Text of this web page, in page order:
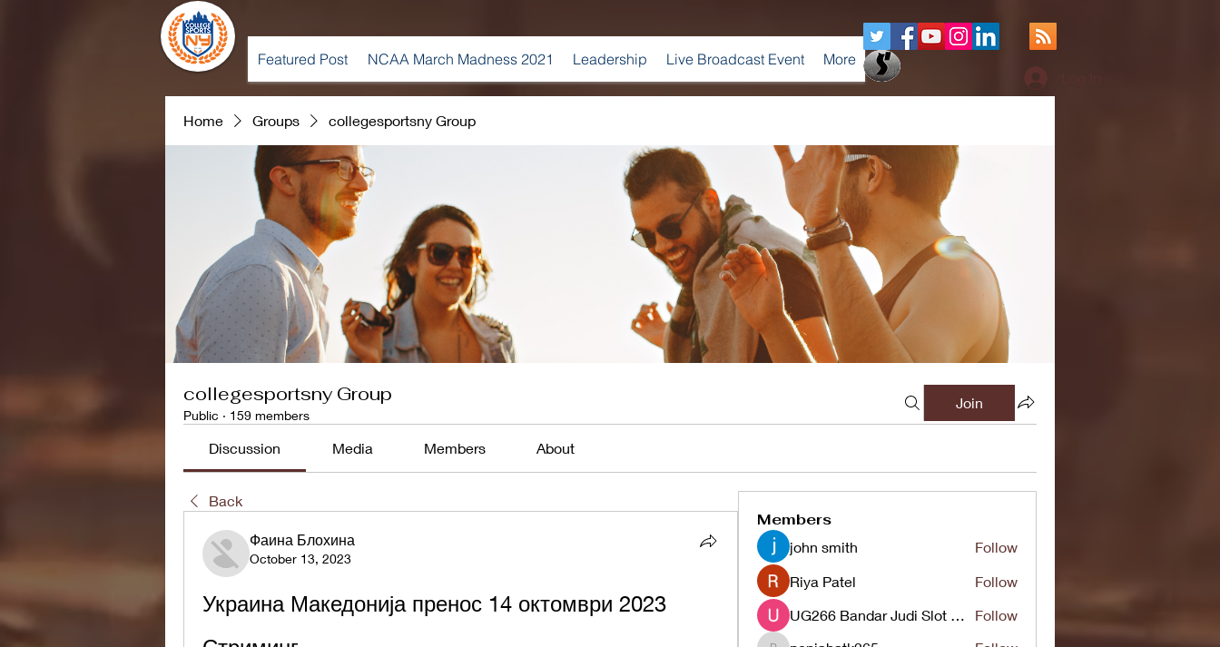
Featured Post NCAA March Madness 2021 Leadership Live Broadcast Event More
Home Groups collegesportsny Group
collegesportsny Group
Public · 159 members
Join
Discussion Media Members About
Back
Фаина Блохина
October 13, 2023
Украина Македонија пренос 14 октомври 2023
Members
john smith
Follow
Riya Patel
Follow
UG266 Bandar Judi Slot Online Live RTP Slot Gacor Tertinggi
Follow